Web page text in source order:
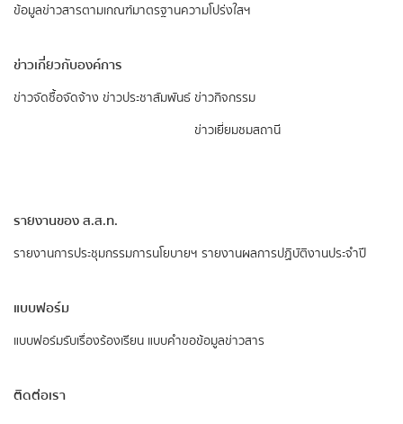
ข้อมูลข่าวสารตามเกณฑ์มาตรฐานความโปร่งใสฯ
ข่าวเกี่ยวกับองค์การ
ข่าวจัดซื้อจัดจ้าง ข่าวประชาสัมพันธ์ ข่าวกิจกรรม
ข่าวเยี่ยมชมสถานี
รายงานของ ส.ส.ท.
รายงานการประชุมกรรมการนโยบายฯ รายงานผลการปฏิบัติงานประจำปี
แบบฟอร์ม
แบบฟอร์มรับเรื่องร้องเรียน แบบคำขอข้อมูลข่าวสาร
ติดต่อเรา